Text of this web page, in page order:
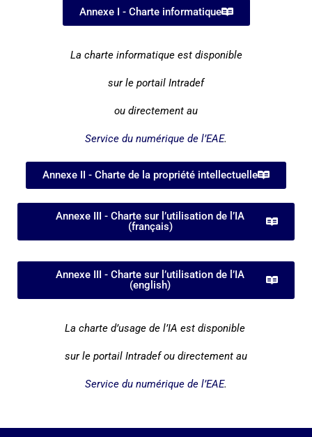
Annexe I - Charte informatique
La charte informatique est disponible
sur le portail Intradef
ou directement au
Service du numérique de l’EAE.
Annexe II - Charte de la propriété intellectuelle
Annexe III - Charte sur l’utilisation de l’IA
(français)
Annexe III - Charte sur l’utilisation de l’IA
(english)
La charte d’usage de l’IA est disponible
sur le portail Intradef ou directement au
Service du numérique de l’EAE.